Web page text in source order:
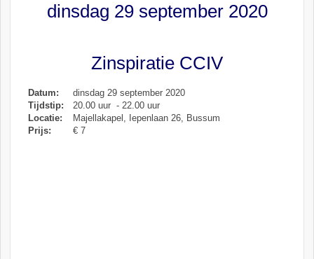
dinsdag 29 september 2020
Zinspiratie CCIV
Datum:
dinsdag 29 september 2020
Tijdstip:
20.00 uur - 22.00 uur
Locatie:
Majellakapel, Iepenlaan 26, Bussum
Prijs:
€ 7